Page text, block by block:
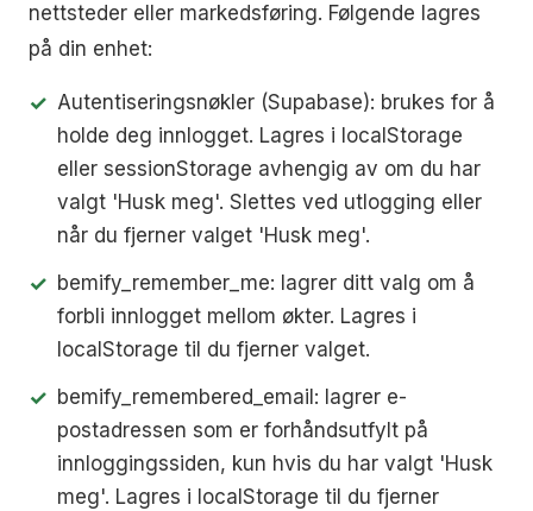
nettsteder eller markedsføring. Følgende lagres
på din enhet:
Autentiseringsnøkler (Supabase): brukes for å
holde deg innlogget. Lagres i localStorage
eller sessionStorage avhengig av om du har
valgt 'Husk meg'. Slettes ved utlogging eller
når du fjerner valget 'Husk meg'.
bemify_remember_me: lagrer ditt valg om å
forbli innlogget mellom økter. Lagres i
localStorage til du fjerner valget.
bemify_remembered_email: lagrer e-
postadressen som er forhåndsutfylt på
innloggingssiden, kun hvis du har valgt 'Husk
meg'. Lagres i localStorage til du fjerner